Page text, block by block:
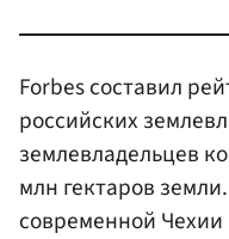
Forbes составил
российских
землевладельцев
млн гектаров
современной Чехии